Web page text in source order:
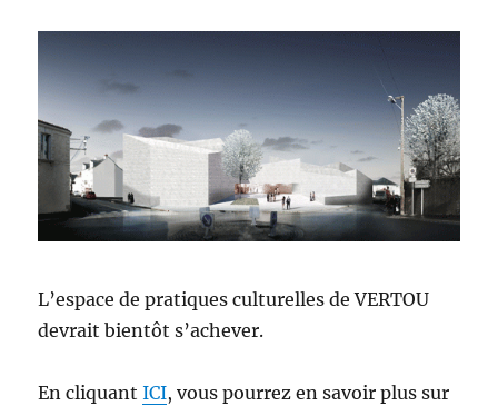
L’espace de pratiques culturelles de VERTOU
devrait bientôt s’achever.
En cliquantICI, vous pourrez en savoir plus sur